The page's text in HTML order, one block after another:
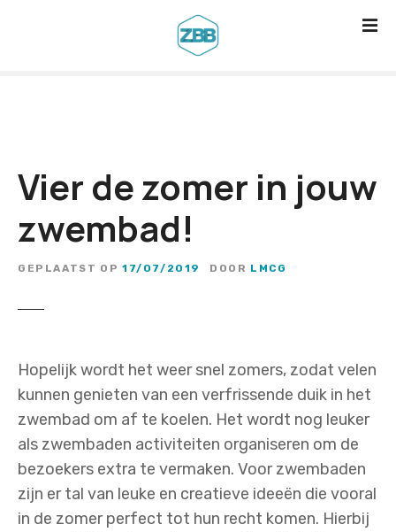
Vier de zomer in jouw
zwembad!
GEPLAATST OP 17/07/2019 DOOR LMCG
Hopelijk wordt het weer snel zomers, zodat velen
kunnen genieten van een verfrissende duik in het
zwembad om af te koelen. Het wordt nog leuker
als zwembaden activiteiten organiseren om de
bezoekers extra te vermaken. Voor zwembaden
zijn er tal van leuke en creatieve ideeën die vooral
in de zomer perfect tot hun recht komen. Hierbij